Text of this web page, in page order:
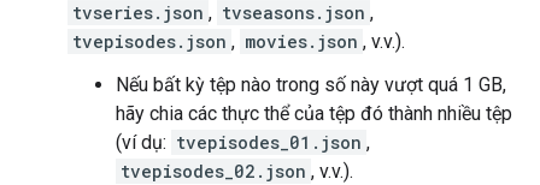
tvseries.json , tvseasons.json ,
tvepisodes.json , movies.json , v.v.).
Nếu bất kỳ tệp nào trong số này vượt quá 1 GB,
hãy chia các thực thể của tệp đó thành nhiều tệp
(ví dụ: tvepisodes_01.json ,
tvepisodes_02.json , v.v.).